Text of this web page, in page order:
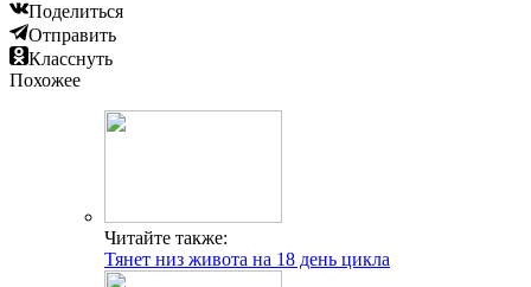
Поделиться
Отправить
Класснуть
Похожее
Читайте также:
Тянет низ живота на 18 день цикла